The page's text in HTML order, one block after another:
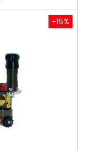
-15%